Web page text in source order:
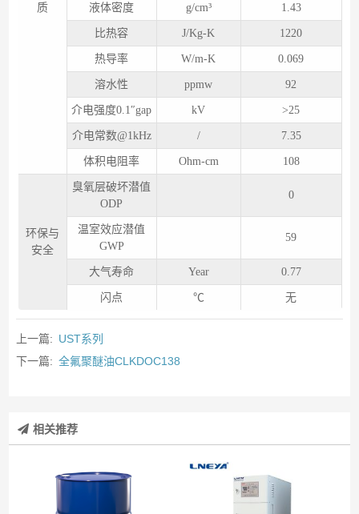
质
液体密度 g/cm³ 1.43
比热容 J/Kg-K 1220
热导率 W/m-K 0.069
溶水性 ppmw 92
介电强度0.1″gap kV >25
介电常数@1kHz / 7.35
体积电阻率 Ohm-cm 108
环保与
安全
臭氧层破坏潜值
ODP
0
温室效应潜值
GWP
59
大气寿命 Year 0.77
闪点 ℃ 无
上一篇: UST系列
下一篇: 全氟聚醚油CLKDOC138
相关推荐